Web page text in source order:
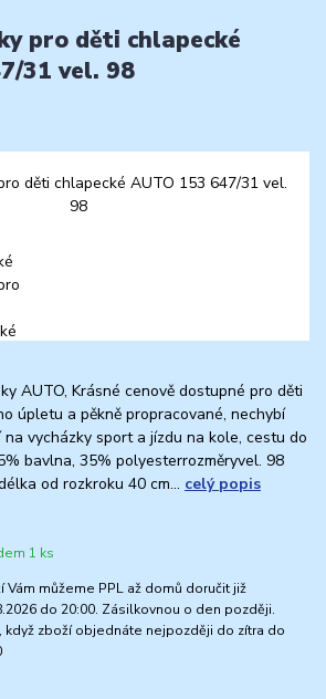
pro děti chlapecké
31 vel. 98
AUTO, Krásné cenově dostupné pro děti
úpletu a pěkně propracované, nechybí
na vycházky sport a jízdu na kole, cestu do
bavlna, 35% polyesterrozměryvel. 98
od rozkroku 40 cm... celý popis
1 ks
Vám můžeme PPL až domů doručit již
do 20:00. Zásilkovnou o den později.
když zboží objednáte nejpozději do zítra do